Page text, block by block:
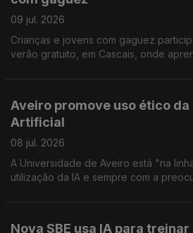
09 jul. 2026
Crianças e jovens com gaguez
verão gratuito, em Cascais, onde
Aveiro promove uso ético
Artificial
08 jul. 2026
A Universidade de Aveiro está "na
utilização da IA e sempre com a
Nova SBE usa IA para